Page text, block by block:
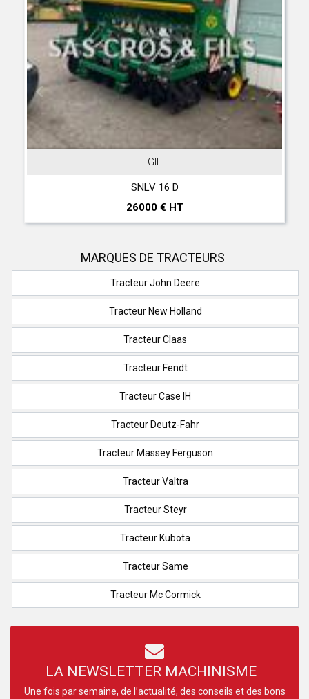
GIL
SNLV 16 D
26000 € HT
MARQUES DE TRACTEURS
Tracteur John Deere
Tracteur New Holland
Tracteur Claas
Tracteur Fendt
Tracteur Case IH
Tracteur Deutz-Fahr
Tracteur Massey Ferguson
Tracteur Valtra
Tracteur Steyr
Tracteur Kubota
Tracteur Same
Tracteur Mc Cormick
LA NEWSLETTER MACHINISME
Une fois par semaine, de l’actualité, des conseils et des bons